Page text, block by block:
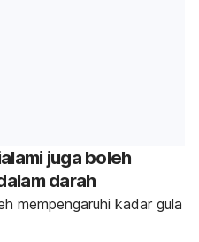
juga boleh
darah
mempengaruhi kadar gula